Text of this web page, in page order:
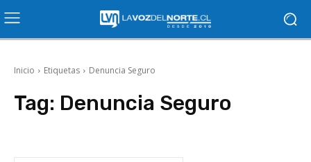
Inicio Etiquetas Denuncia Seguro
Tag: Denuncia Seguro